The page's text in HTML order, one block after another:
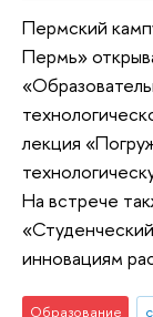
Пермский
Пермь»
лекция
На встрече
инновациям
Образование